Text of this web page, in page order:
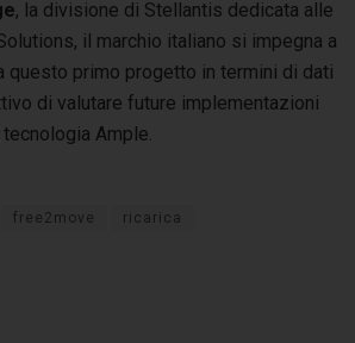
, la divisione di Stellantis dedicata alle
il marchio italiano si impegna a
questo primo progetto in termini di dati
di valutare future implementazioni
Ample.
free2move ricarica